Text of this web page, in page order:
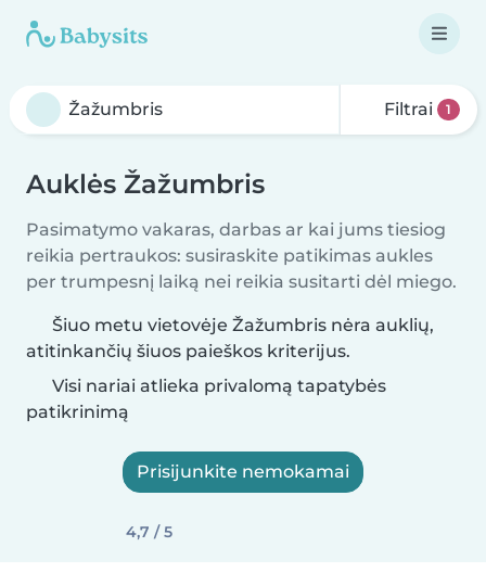
Filtrai 1
Auklės Žažumbris
Pasimatymo vakaras, darbas ar kai jums tiesiog
reikia pertraukos: susiraskite patikimas aukles
per trumpesnį laiką nei reikia susitarti dėl miego.
Šiuo metu vietovėje Žažumbris nėra auklių,
atitinkančių šiuos paieškos kriterijus.
Visi nariai atlieka privalomą tapatybės
patikrinimą
Prisijunkite nemokamai
4,7 / 5